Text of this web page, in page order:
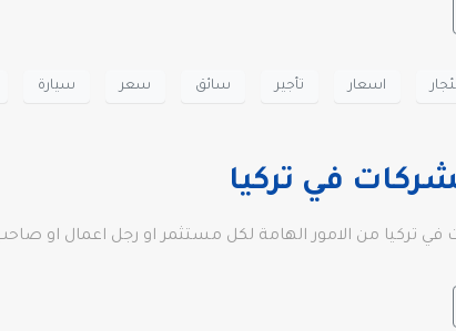
اسعار تأجير سائق سعر سيارة
في تركيا
تركيا من الامور الهامة لكل مستثمر او رجل اعمال او